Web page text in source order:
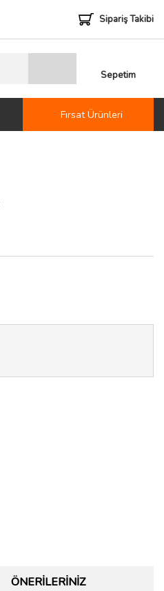
Sipariş Takibi
Sepetim
Fırsat Ürünleri
ÖNERILERINIZ